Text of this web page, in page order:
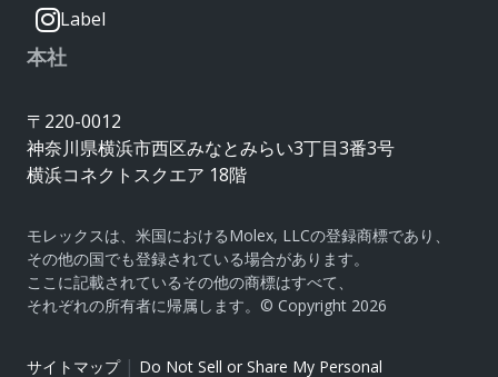
Label
本社
〒220-0012
神奈川県横浜市西区みなとみらい3丁目3番3号
横浜コネクトスクエア 18階
モレックスは、米国におけるMolex, LLCの登録商標であり、
その他の国でも登録されている場合があります。
ここに記載されているその他の商標はすべて、
それぞれの所有者に帰属します。© Copyright 2026
サイトマップ| Do Not Sell or Share My Personal